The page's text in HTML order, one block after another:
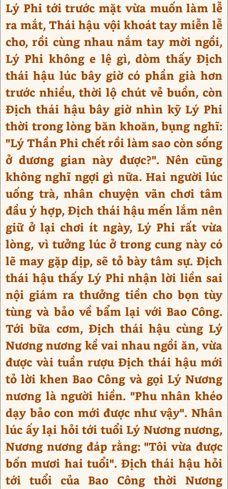
Lý Phi tới trước mặt vừa muốn làm lễ
ra mắt, Thái hậu vội khoát tay miễn lễ
cho, rồi cùng nhau nắm tay mời ngồi,
Lý Phi không e lệ gì, dòm thấy Địch
thái hậu lúc bây giờ có phần già hơn
trước nhiều, thời lộ chút vẻ buồn, còn
Địch thái hậu bây giờ nhìn kỹ Lý Phi
thời trong lòng băn khoăn, bụng nghĩ:
"Lý Thần Phi chết rồi làm sao còn sống
ở dương gian này được?". Nên cũng
không nghĩ ngợi gì nữa. Hai người lúc
uống trà, nhân chuyện vãn chơi tâm
đầu ý hợp, Địch thái hậu mến lắm nên
giữ ở lại chơi ít ngày, Lý Phi rất vừa
lòng, vì tưởng lúc ở trong cung này có
lẽ may gặp dịp, sẽ tỏ bày tâm sự. Địch
thái hậu thấy Lý Phi nhận lời liền sai
nội giám ra thưởng tiền cho bọn tùy
tùng và bảo về bẩm lại với Bao Công.
Tới bữa cơm, Địch thái hậu cùng Lý
Nương nương kề vai nhau ngồi ăn, vừa
được vài tuần rượu Địch thái hậu mới
tỏ lời khen Bao Công và gọi Lý Nương
nương là người hiền. "Phu nhân khéo
dạy bảo con mới được như vậy". Nhân
lúc ấy lại hỏi tới tuổi Lý Nương nương,
Nương nương đáp rằng: "Tôi vừa được
bốn mươi hai tuổi". Địch thái hậu hỏi
tới tuổi của Bao Công thời Nương